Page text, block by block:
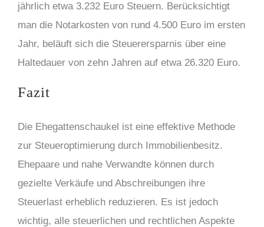
jährlich etwa 3.232 Euro Steuern. Berücksichtigt
man die Notarkosten von rund 4.500 Euro im ersten
Jahr, beläuft sich die Steuerersparnis über eine
Haltedauer von zehn Jahren auf etwa 26.320 Euro.
Fazit
Die Ehegattenschaukel ist eine effektive Methode
zur Steueroptimierung durch Immobilienbesitz.
Ehepaare und nahe Verwandte können durch
gezielte Verkäufe und Abschreibungen ihre
Steuerlast erheblich reduzieren. Es ist jedoch
wichtig, alle steuerlichen und rechtlichen Aspekte